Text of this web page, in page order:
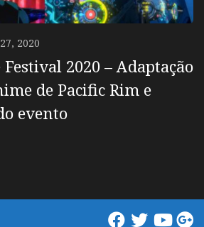
2020
2020 – Adaptação
de Pacific Rim e
evento